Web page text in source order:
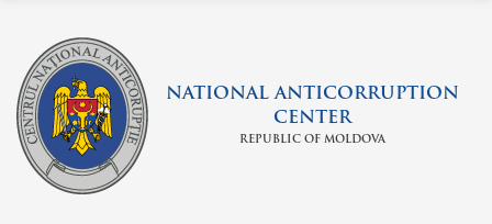
NATIONAL ANTICORRUPTION
CENTER
REPUBLIC OF MOLDOVA